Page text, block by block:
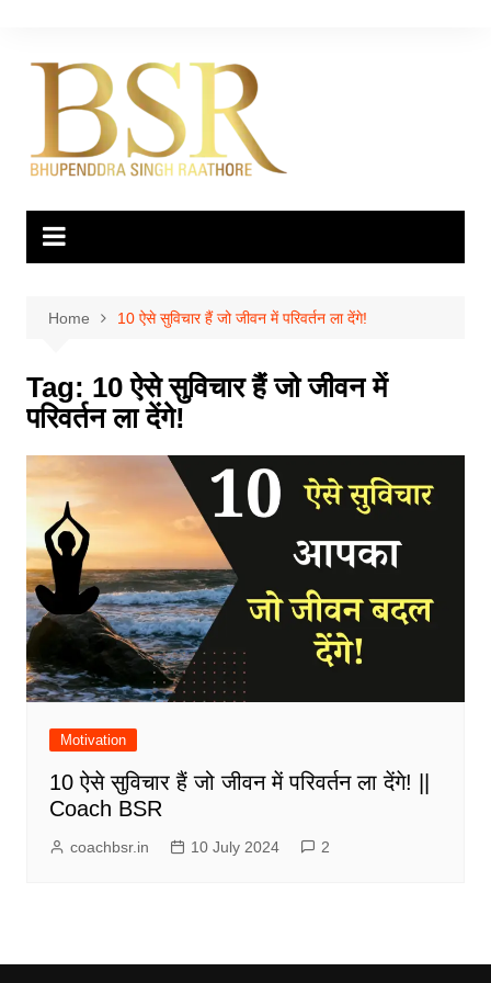
content
Home 10 ऐसे सुविचार हैं जो जीवन में परिवर्तन ला देंगे!
Tag: 10 ऐसे सुविचार हैं जो जीवन में
परिवर्तन ला देंगे!
Motivation
10 ऐसे सुविचार हैं जो जीवन में परिवर्तन ला देंगे! ||
Coach BSR
coachbsr.in 10 July 2024 2